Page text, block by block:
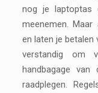
nog je laptoptas
meenemen.
en laten je betalen
verstandig om
handbagage van
raadplegen.